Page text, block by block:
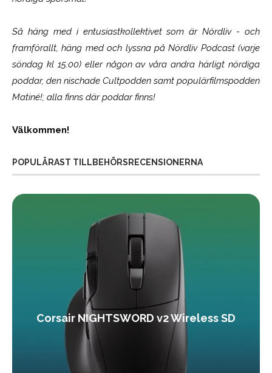
Så häng med i entusiastkollektivet som ärNördliv- och
framförallt, häng med och lyssna på Nördliv Podcast (varje
söndag kl 15.00) eller någon av våra andra härligt nördiga
poddar, den nischade Cultpodden samt populärfilmspodden
Matiné!; alla finns där poddar finns!
Välkommen!
POPULÄRAST TILLBEHÖRSRECENSIONERNA
Corsair NIGHTSWORD v2 Wireless SD